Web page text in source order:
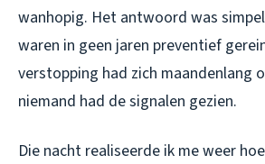
wanhopig. Het antwoord was
waren in geen jaren preventief
verstopping had zich maandenlang
niemand had de signalen gezien.
Die nacht realiseerde ik me weer